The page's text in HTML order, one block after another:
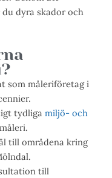
dyra skador och
som måleriföretag i
tydligamiljö- och
till områdena kring
till